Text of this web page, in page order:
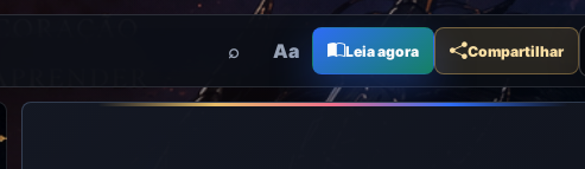
⌕ Aa Leia agora Compartilhar